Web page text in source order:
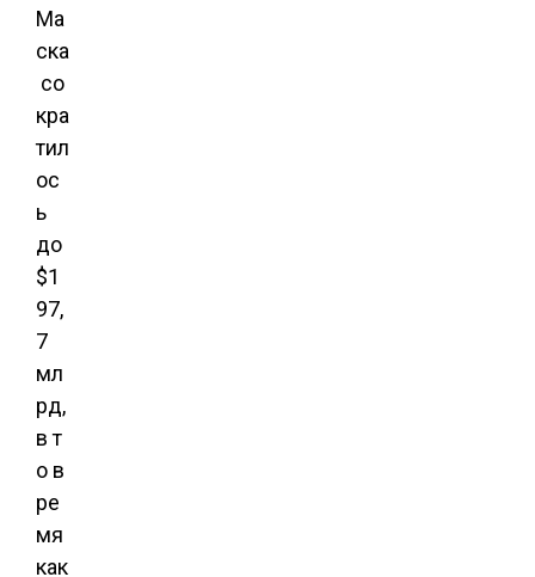
Ма
ска
со
кра
тил
ос
ь
до
$1
97,
7
мл
рд,
в т
о в
ре
мя
как